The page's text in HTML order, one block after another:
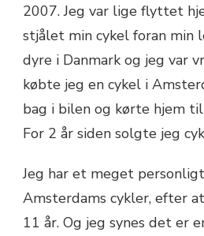
2007. Jeg var lige flyttet
stjålet min cykel foran min
dyre i Danmark og jeg var
købte jeg en cykel i
bag i bilen og kørte hjem
For 2 år siden solgte jeg
Jeg har et meget
Amsterdams cykler, efter
11 år. Og jeg synes det er